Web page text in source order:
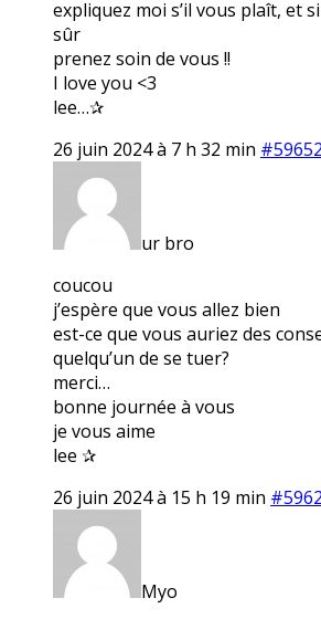
expliquez moi s’il vous plaît, et
sûr
prenez soin de vous !!
I love you <3
lee…✰
26 juin 2024 à 7 h 32 min #59652
ur bro
coucou
j’espère que vous allez bien
est-ce que vous auriez des
quelqu’un de se tuer?
merci…
bonne journée à vous
je vous aime
lee ✰
26 juin 2024 à 15 h 19 min
Myo